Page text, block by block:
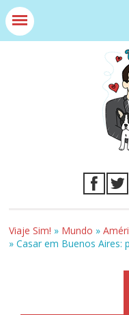
Viaje Sim! » Mundo »
»Casar em Buenos Aires: